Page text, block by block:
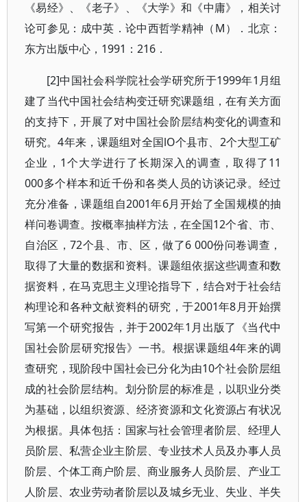
《易经》、《老子》、《大学》和《中庸》，相关讨
论可参见：成中英．论中西哲学精神（M）．北京：
东方出版中心，1991：216．
[2]中国社会科学院社会学研究所于1999年1月组
建了当代中国社会结构变迁研究课题组，在有关方面
的支持下，开展了对中国社会阶层结构变化的调查和
研究。4年来，课题组对全国lO个县市、2个大型工矿
企业，1个大学进行了长期深入的调查，取得了11
000多个样本和近千份和各类人员的访谈记录。经过
充分准备，课题组自2001年6月开始了全国规模的抽
样问卷调查。按概率抽样方法，在全国12个省、市、
自治区，72个县、市、区，做了6 000份问卷调查，
取得了大量的数据和资料。课题组依据这些调查和数
据资料，在马克思主义理论指导下，结合对于社会结
构理论和各种文献资料的研究，于2001年8月开始撰
写第一个研究报告，并于2002年1月出版了《当代中
国社会阶层研究报告》一书。根据课题组4年来的调
查研究，现阶段中国社会已分化为由10个社会阶层组
成的社会阶层结构。划分阶层的标准是，以职业分类
为基础，以组织资源、经济资源和文化资源占有状况
为根据。具体包括：国家与社会管理者阶层、经理人
员阶层、私营企业主阶层、专业技术人员及办事人员
阶层、个体工商户阶层、商业服务人员阶层、产业工
人阶层、农业劳动者阶层以及城乡无业、失业、半失